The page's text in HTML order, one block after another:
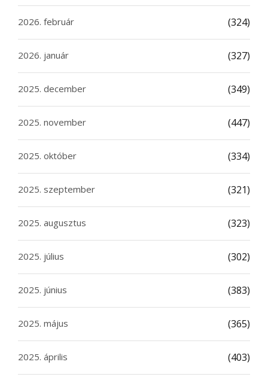
2026. február (324)
2026. január (327)
2025. december (349)
2025. november (447)
2025. október (334)
2025. szeptember (321)
2025. augusztus (323)
2025. július (302)
2025. június (383)
2025. május (365)
2025. április (403)